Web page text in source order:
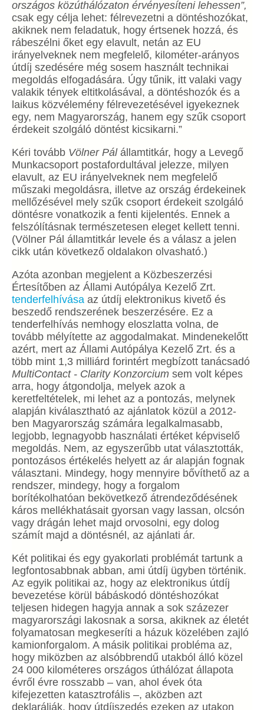
országos közúthálózaton érvényesíteni lehessen”,
csak egy célja lehet: félrevezetni a döntéshozókat,
akiknek nem feladatuk, hogy értsenek hozzá, és
rábeszélni őket egy elavult, netán az EU
irányelveknek nem megfelelő, kilométer-arányos
útdíj szedésére még sosem használt technikai
megoldás elfogadására. Úgy tűnik, itt valaki vagy
valakik tények eltitkolásával, a döntéshozók és a
laikus közvélemény félrevezetésével igyekeznek
egy, nem Magyarország, hanem egy szűk csoport
érdekeit szolgáló döntést kicsikarni.”
Kéri tovább Völner Pálállamtitkár, hogy a Levegő
Munkacsoport postafordultával jelezze, milyen
elavult, az EU irányelveknek nem megfelelő
műszaki megoldásra, illetve az ország érdekeinek
mellőzésével mely szűk csoport érdekeit szolgáló
döntésre vonatkozik a fenti kijelentés. Ennek a
felszólításnak természetesen eleget kellett tenni.
(Völner Pál államtitkár levele és a válasz a jelen
cikk után következő oldalakon olvasható.)
Azóta azonban megjelent a Közbeszerzési
Értesítőben az Állami Autópálya Kezelő Zrt.
tenderfelhívása az útdíj elektronikus kivető és
beszedő rendszerének beszerzésére. Ez a
tenderfelhívás nemhogy eloszlatta volna, de
tovább mélyítette az aggodalmakat. Mindenekelőtt
azért, mert az Állami Autópálya Kezelő Zrt. és a
több mint 1,3 milliárd forintért megbízott tanácsadó
MultiContact - Clarity Konzorcium sem volt képes
arra, hogy átgondolja, melyek azok a
keretfeltételek, mi lehet az a pontozás, melynek
alapján kiválasztható az ajánlatok közül a 2012-
ben Magyarország számára legalkalmasabb,
legjobb, legnagyobb használati értéket képviselő
megoldás. Nem, az egyszerűbb utat választották,
pontozásos értékelés helyett az ár alapján fognak
választani. Mindegy, hogy mennyire bővíthető az a
rendszer, mindegy, hogy a forgalom
borítékolhatóan bekövetkező átrendeződésének
káros mellékhatásait gyorsan vagy lassan, olcsón
vagy drágán lehet majd orvosolni, egy dolog
számít majd a döntésnél, az ajánlati ár.
Két politikai és egy gyakorlati problémát tartunk a
legfontosabbnak abban, ami útdíj ügyben történik.
Az egyik politikai az, hogy az elektronikus útdíj
bevezetése körül bábáskodó döntéshozókat
teljesen hidegen hagyja annak a sok százezer
magyarországi lakosnak a sorsa, akiknek az életét
folyamatosan megkeseríti a házuk közelében zajló
kamionforgalom. A másik politikai probléma az,
hogy miközben az alsóbbrendű utakból álló közel
24 000 kilométeres országos úthálózat állapota
évről évre rosszabb – van, ahol évek óta
kifejezetten katasztrofális –, aközben azt
deklarálják, hogy útdíjszedés ezeken az utakon